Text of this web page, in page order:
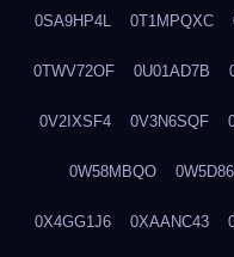
0SA9HP4L 0T1MPQXC
0TWV72OF 0U01AD7B
0V2IXSF4 0V3N6SQF
0W58MBQO
0X4GG1J6 0XAANC43